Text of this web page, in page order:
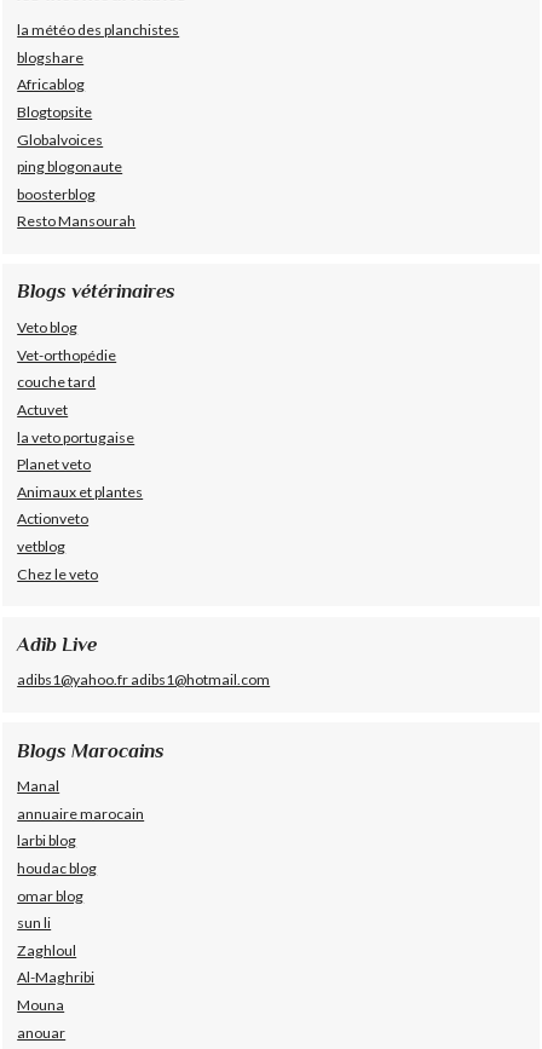
la météo des planchistes
blogshare
Africablog
Blogtopsite
Globalvoices
ping blogonaute
boosterblog
Resto Mansourah
Blogs vétérinaires
Veto blog
Vet-orthopédie
couche tard
Actuvet
la veto portugaise
Planet veto
Animaux et plantes
Actionveto
vetblog
Chez le veto
Adib Live
adibs1@yahoo.fr adibs1@hotmail.com
Blogs Marocains
Manal
annuaire marocain
larbi blog
houdac blog
omar blog
sun li
Zaghloul
Al-Maghribi
Mouna
anouar